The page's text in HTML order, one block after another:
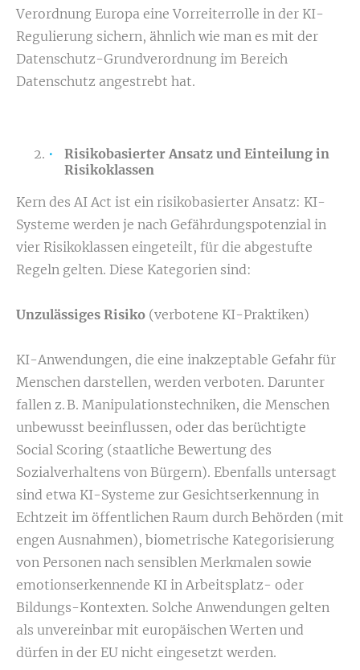
Verordnung Europa eine Vorreiterrolle in der KI-
Regulierung sichern, ähnlich wie man es mit der
Datenschutz-Grundverordnung im Bereich
Datenschutz angestrebt hat.
Risikobasierter Ansatz und Einteilung in
Risikoklassen
Kern des AI Act ist ein risikobasierter Ansatz: KI-
Systeme werden je nach Gefährdungspotenzial in
vier Risikoklassen eingeteilt, für die abgestufte
Regeln gelten. Diese Kategorien sind:
Unzulässiges Risiko (verbotene KI-Praktiken)
KI-Anwendungen, die eine inakzeptable Gefahr für
Menschen darstellen, werden verboten. Darunter
fallen z. B. Manipulationstechniken, die Menschen
unbewusst beeinflussen, oder das berüchtigte
Social Scoring (staatliche Bewertung des
Sozialverhaltens von Bürgern). Ebenfalls untersagt
sind etwa KI-Systeme zur Gesichtserkennung in
Echtzeit im öffentlichen Raum durch Behörden (mit
engen Ausnahmen), biometrische Kategorisierung
von Personen nach sensiblen Merkmalen sowie
emotionserkennende KI in Arbeitsplatz- oder
Bildungs-Kontexten. Solche Anwendungen gelten
als unvereinbar mit europäischen Werten und
dürfen in der EU nicht eingesetzt werden.